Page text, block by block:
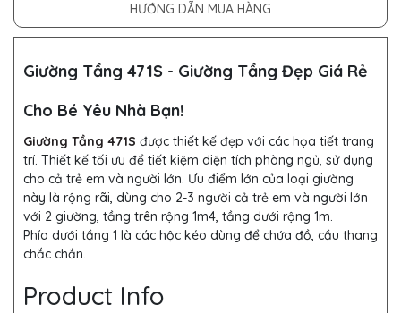
HƯỚNG DẪN MUA HÀNG
Giường Tầng 471S - Giường Tầng Đẹp Giá Rẻ
Cho Bé Yêu Nhà Bạn!
Giường Tầng 471S được thiết kế đẹp với các họa tiết trang
trí. Thiết kế tối ưu để tiết kiệm diện tích phòng ngủ, sử dụng
cho cả trẻ em và người lớn. Ưu điểm lớn của loại giường
này là rộng rãi, dùng cho 2-3 người cả trẻ em và người lớn
với 2 giường, tầng trên rộng 1m4, tầng dưới rộng 1m.
Phía dưới tầng 1 là các hộc kéo dùng để chứa đồ, cầu thang
chắc chắn.
Product Info